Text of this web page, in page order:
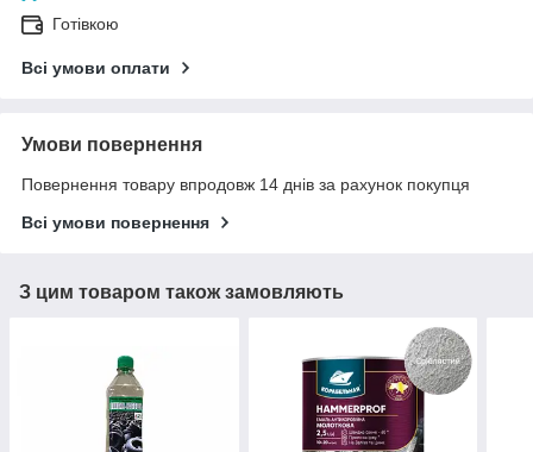
Готівкою
Всі умови оплати
Умови повернення
Повернення товару впродовж 14 днів за рахунок покупця
Всі умови повернення
З цим товаром також замовляють